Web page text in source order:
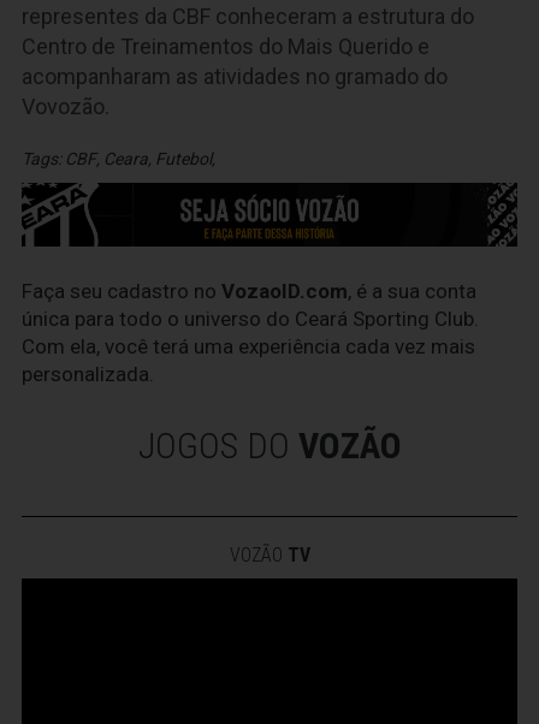
representes da CBF conheceram a estrutura do
Centro de Treinamentos do Mais Querido e
acompanharam as atividades no gramado do
Vovozão.
Tags: CBF, Ceara Futebol,
Faça seu cadastro no VozaoID.com, é a sua conta
única para todo o universo do Ceará Sporting Club.
Com ela, você terá uma experiência cada vez mais
personalizada.
JOGOS DO VOZÃO
VOZÃO TV